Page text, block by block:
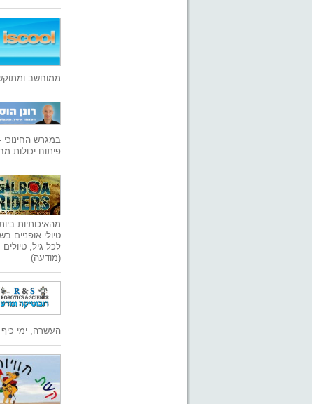
ממוחשב
במגרש החינוכי
פיתוח יכולות
מהאיכותיות
טיולי אופניים
לכל גיל,
(מודעה)
העשרה, ימי